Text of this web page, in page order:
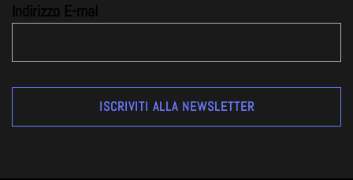
Indirizzo E-mal